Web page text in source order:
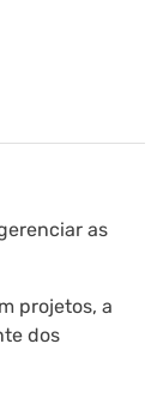
as
projetos, a
dos